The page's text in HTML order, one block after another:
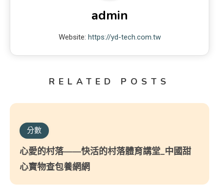
admin
Website: https://yd-tech.com.tw
RELATED POSTS
分數
心愛的村落——快活的村落體育講堂_中國甜
心寶物查包養網網